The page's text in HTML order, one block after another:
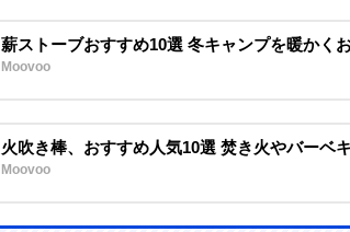
薪ストーブおすすめ10選 冬キャンプを暖かく
Moovoo
火吹き棒、おすすめ人気10選 焚き火やバーベ
Moovoo